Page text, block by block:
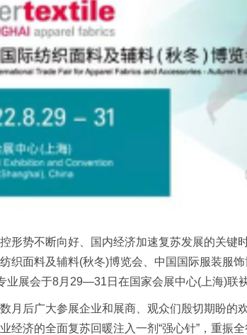
势不断向好、国内经济加速复苏发展的关键
织面料及辅料(秋冬)博览会、中国国际服装服
业展会于8月29—31日在国家会展中心(上海)联
后广大参展企业和展商、观众们殷切期盼的
经济的全面复苏回暖注入一剂“强心针”，重振